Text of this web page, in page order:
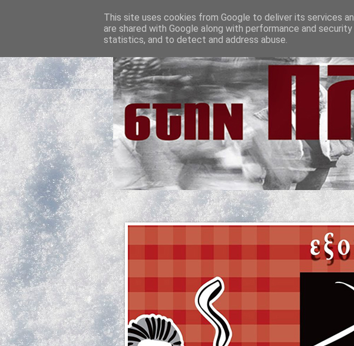
This site uses cookies from Google to deliver its services
are shared with Google along with performance and
statistics, and to detect and address abuse.